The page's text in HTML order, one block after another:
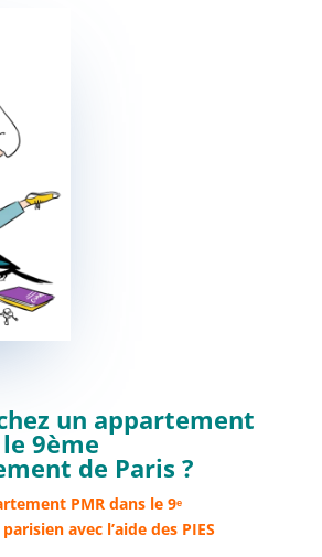
un appartement
9ème
de Paris ?
PMR dans le 9ᵉ
avec l’aide des PIES